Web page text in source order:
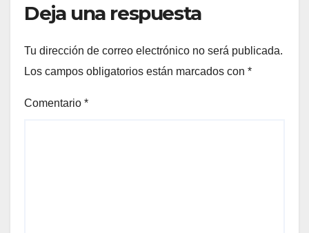
Deja una respuesta
Tu dirección de correo electrónico no será publicada.
Los campos obligatorios están marcados con *
Comentario *